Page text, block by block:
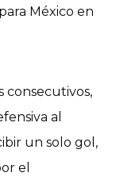
México en
consecutivos,
al
un solo gol,
el